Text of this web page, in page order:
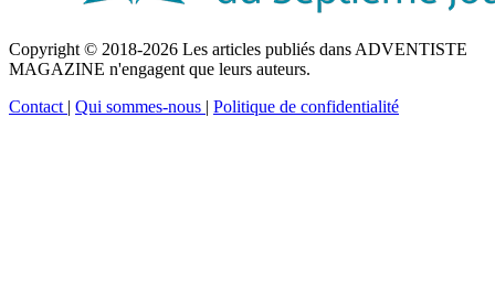
Copyright © 2018-2026 Les articles publiés dans ADVENTISTE
MAGAZINE n'engagent que leurs auteurs.
Contact | Qui sommes-nous | Politique de confidentialité